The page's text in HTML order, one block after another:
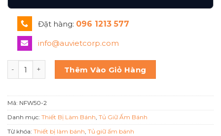
Đặt hàng: 096 1213 577
info@auvietcorp.com
TỦ GIỮ NÓNG BERJAYA NFW50-2 số lượng
Thêm Vào Giỏ Hàng
Mã: NFW50-2
Danh mục: Thiết Bị Làm Bánh, Tủ Giữ Ấm Bánh
Từ khóa: Thiết bị làm bánh, Tủ giữ ấm bánh